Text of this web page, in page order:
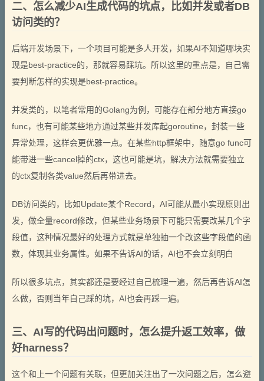
二、怎么减少AI生成代码的坑点，比如并发或者DB
访问类的？
后端开发场景下，一个项目可能是多人开发，如果AI不知道哪块实
现是best-practice的，那就容易踩坑。所以这里的重点是，自己需
要判断怎样的实现是best-practice。
并发类的，以笔者常用的Golang为例，可能存在部分地方直接go
func，也有可能某些地方通过某些并发库起goroutine，封装一些
异常处理，这样会更优雅一点。在某些http框架中，随意go func可
能带进一些cancel掉的ctx，这也可能是坑，解决方法就需要独立
的ctx复制各类value然后再带进去。
DB访问类的，比如Update某个Record，AI可能从最小实现原则出
发，做全量record修改，但某些业务场景下可能只需要改某几个字
段值，这种情况最好的处理方式就是单独抽一个改这些字段值的函
数，体现其业务属性。如果不告诉AI的话，AI也不会立刻明白
所以很多坑点，其实都还是要经过自己梳理一遍，然后再告诉AI怎
么做，否则当年自己踩的坑，AI也会再踩一遍。
三、AI写的代码出问题时，怎么提升返工效率，做
好harness？
这个和上一个问题有关联，但更加关注出了一次问题之后，怎么避